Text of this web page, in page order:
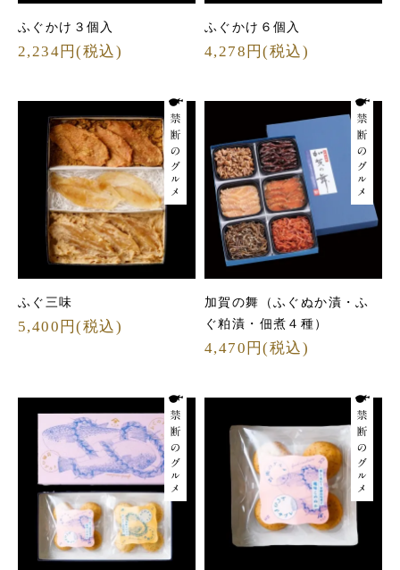
ふぐかけ３個入
2,234円(税込)
ふぐかけ６個入
4,278円(税込)
ふぐ三味
5,400円(税込)
加賀の舞（ふぐぬか漬・ふ
ぐ粕漬・佃煮４種）
4,470円(税込)